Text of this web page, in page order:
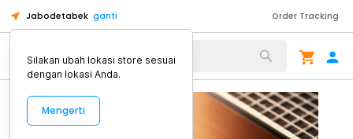
Jabodetabek ganti Order Tracking
Alat Kopi
Silakan ubah lokasi store sesuai
dengan lokasi Anda.
Mengerti